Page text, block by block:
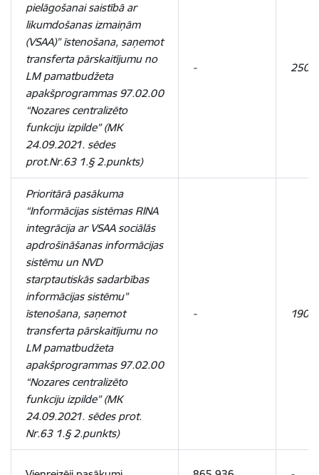
pielāgošanai saistībā ar
likumdošanas izmaiņām
(VSAA)” īstenošana, saņemot
transferta pārskaitījumu no
LM pamatbudžeta
apakšprogrammas 97.02.00
“Nozares centralizēto
funkciju izpilde” (MK
24.09.2021. sēdes
prot.Nr.63 1.§ 2.punkts)
- 250
Prioritārā pasākuma
“Informācijas sistēmas RINA
integrācija ar VSAA sociālās
apdrošināšanas informācijas
sistēmu un NVD
starptautiskās sadarbības
informācijas sistēmu”
īstenošana, saņemot
transferta pārskaitījumu no
LM pamatbudžeta
apakšprogrammas 97.02.00
“Nozares centralizēto
funkciju izpilde” (MK
24.09.2021. sēdes prot.
Nr.63 1.§ 2.punkts)
- 190